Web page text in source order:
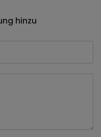
hinzu